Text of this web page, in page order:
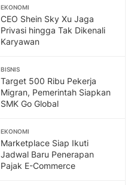
EKONOMI
CEO Shein Sky Xu Jaga
Privasi hingga Tak Dikenali
Karyawan
BISNIS
Target 500 Ribu Pekerja
Migran, Pemerintah Siapkan
SMK Go Global
EKONOMI
Marketplace Siap Ikuti
Jadwal Baru Penerapan
Pajak E-Commerce